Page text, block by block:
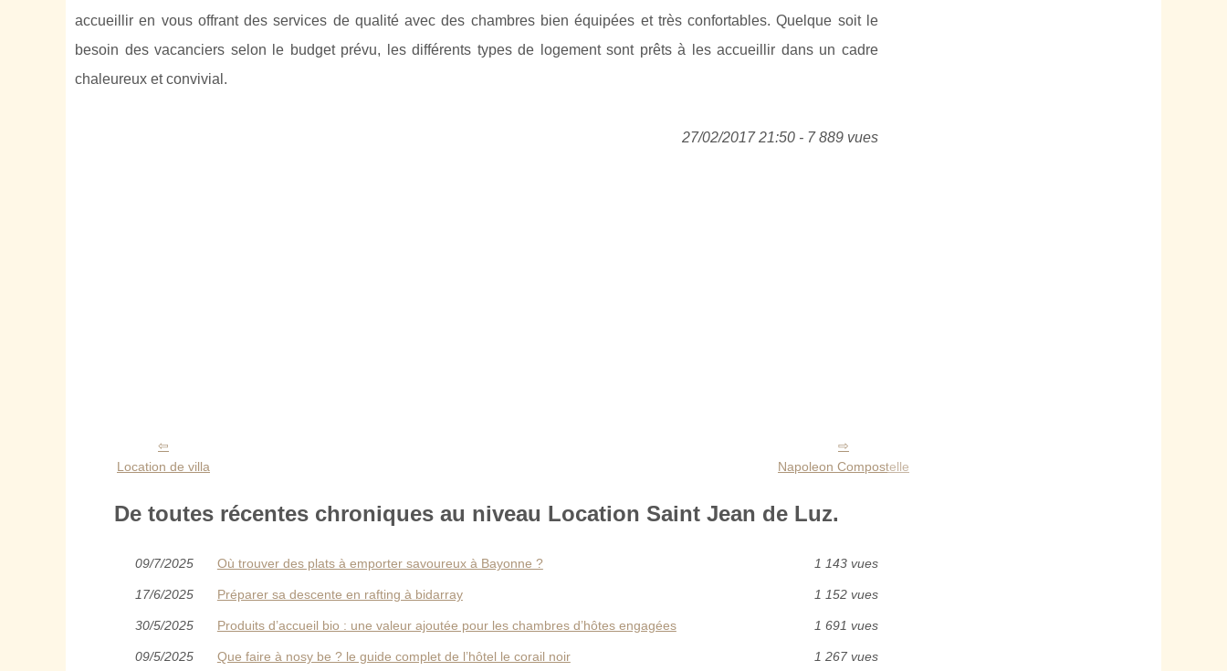
accueillir en vous offrant des services de qualité avec des chambres bien équipées et très confortables. Quelque soit le
besoin des vacanciers selon le budget prévu, les différents types de logement sont prêts à les accueillir dans un cadre
chaleureux et convivial.
27/02/2017 21:50 - 7 889 vues
Location de villa Napoleon Compostelle
De toutes récentes chroniques au niveau Location Saint Jean de Luz.
09/7/2025 Où trouver des plats à emporter savoureux à Bayonne ? 1 143 vues
17/6/2025 Préparer sa descente en rafting à bidarray 1 152 vues
30/5/2025 Produits d’accueil bio : une valeur ajoutée pour les chambres d’hôtes engagées 1 691 vues
09/5/2025 Que faire à nosy be ? le guide complet de l’hôtel le corail noir 1 267 vues